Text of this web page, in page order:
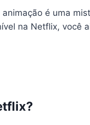
animação é uma
na Netflix,